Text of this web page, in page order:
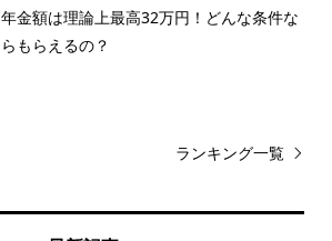
年金額は理論上最高32万円！どんな条件な
らもらえるの？
ランキング一覧